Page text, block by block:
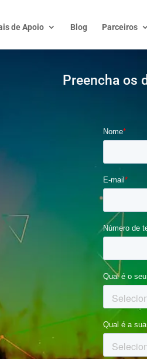
de Apoio Blog Parceiros
Preencha os